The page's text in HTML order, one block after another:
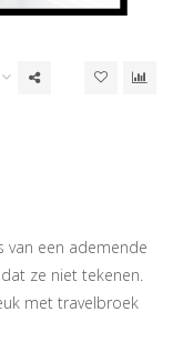
van een ademende
ze niet tekenen.
met travelbroek